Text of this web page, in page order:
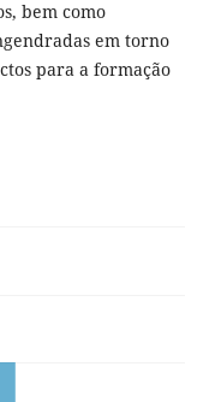
bem como
em torno
para a formação